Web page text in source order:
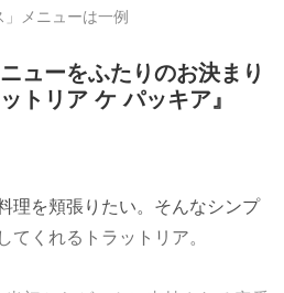
」メニューは一例
ューをふたりのお決まり
トリア ケ パッキア』
理を頬張りたい。そんなシンプ
くれるトラットリア。